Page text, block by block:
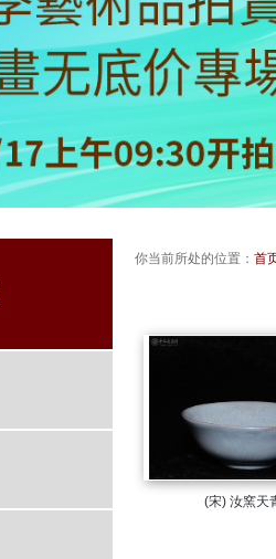
你当前所处的位置： 首
(宋) 汝窯天